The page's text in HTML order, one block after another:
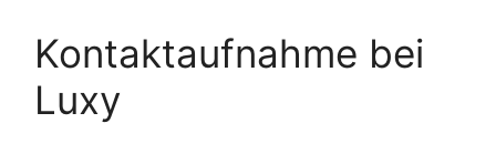
Kontaktaufnahme bei
Luxy